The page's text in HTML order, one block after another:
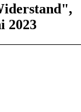
2023